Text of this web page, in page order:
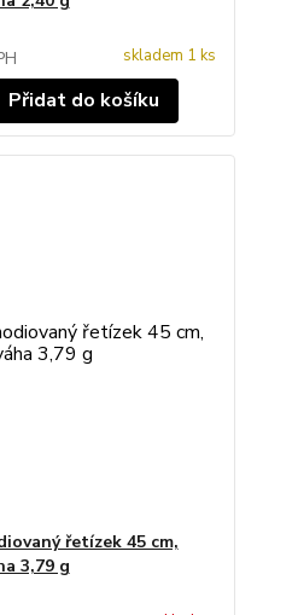
skladem 1 ks
Přidat do košíku
řetízek 45 cm,
3,79 g